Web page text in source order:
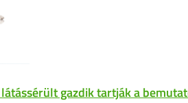
gazdik tartják a